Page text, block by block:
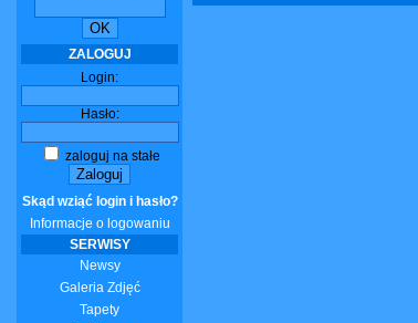
ZALOGUJ
Login:
Hasło:
zaloguj na stałe
Skąd wziąć login i hasło?
Informacje o logowaniu
SERWISY
Newsy
Galeria Zdjęć
Tapety